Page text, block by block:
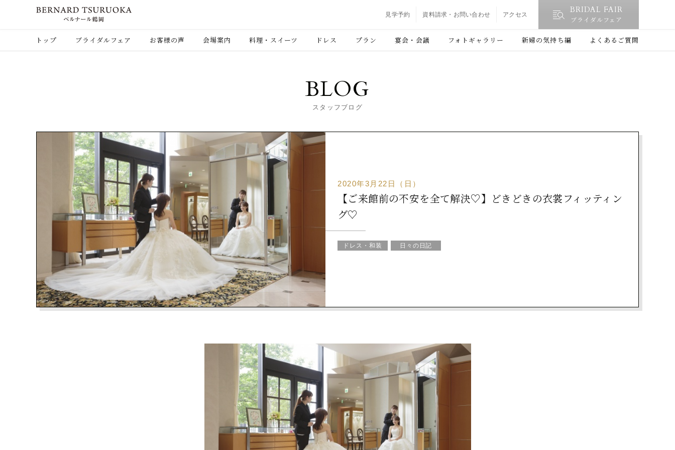
見学予約 資料請求・お問い合わせ アクセス BRIDAL FAIR
ブライダルフェア
トップ ブライダルフェア お客様の声 会場案内 料理・スイーツ ドレス プラン 宴会・会議 フォトギャラリー 新婦の気持ち編 よくあるご質問
BLOG
スタッフブログ
2020年3月22日（日）
【ご来館前の不安を全て解決♡】どきどきの衣裳フィッティン
グ♡
ドレス・和装 日々の日記